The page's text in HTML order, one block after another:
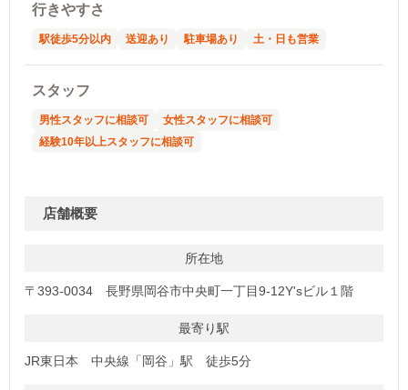
行きやすさ
駅徒歩5分以内 送迎あり 駐車場あり 土・日も営業
スタッフ
男性スタッフに相談可
女性スタッフに相談可
経験10年以上スタッフに相談可
店舗概要
所在地
〒393-0034 長野県岡谷市中央町一丁目9-12Y'sビル１階
最寄り駅
JR東日本 中央線「岡谷」駅 徒歩5分